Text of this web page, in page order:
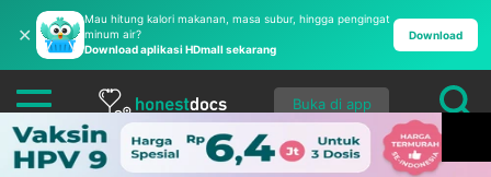
✕
Mau hitung kalori makanan, masa subur, hingga pengingat
minum air?
Download aplikasi HDmall sekarang
Download
Buka di app